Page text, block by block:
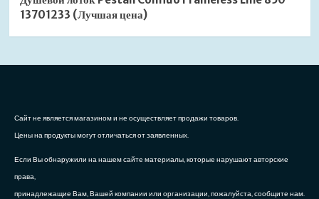
13701233 (Лучшая цена)
Сайт не является магазином и не осуществляет продажи товаров.
Цены на продукты могут отличаться от заявленных.
Если Вы обнаружили на нашем сайте материалы, которые нарушают авторские
права,
принадлежащие Вам, Вашей компании или организации, пожалуйста, сообщите нам.